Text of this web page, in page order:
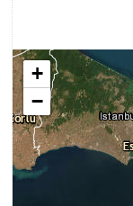
+
−